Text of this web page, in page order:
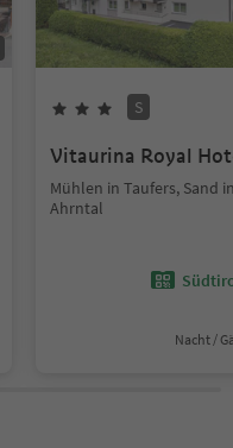
S
Vitaurina Royal
Mühlen in Taufers, Sand
Ahrntal
Nacht /